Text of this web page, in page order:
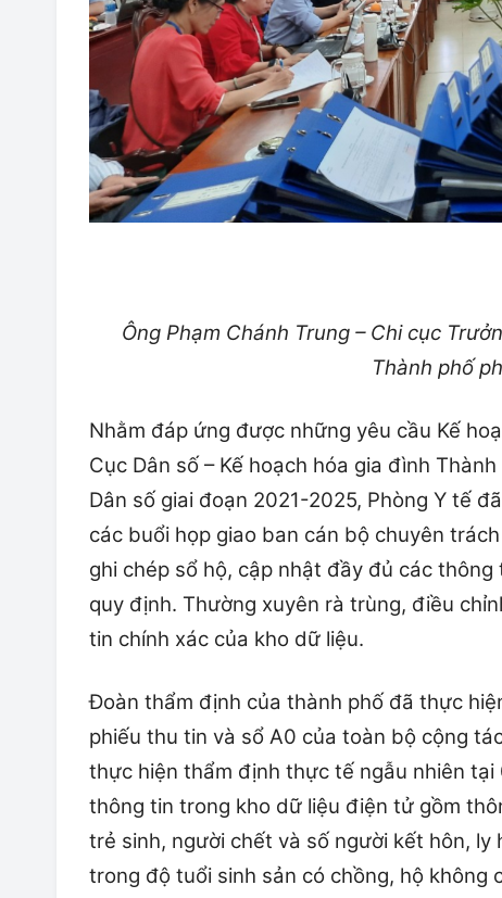
Ông Phạm Chánh Trung – Chi cục
Thành phố
Nhằm đáp ứng được những yêu cầu Kế
Cục Dân số – Kế hoạch hóa gia đình
Dân số giai đoạn 2021-2025, Phòng Y tế
các buổi họp giao ban cán bộ chuyên
ghi chép sổ hộ, cập nhật đầy đủ các
quy định. Thường xuyên rà trùng, điều
tin chính xác của kho dữ liệu.
Đoàn thẩm định của thành phố đã thực
phiếu thu tin và sổ A0 của toàn bộ cộng
thực hiện thẩm định thực tế ngẫu nhiên
thông tin trong kho dữ liệu điện tử gồm
trẻ sinh, người chết và số người kết hôn,
trong độ tuổi sinh sản có chồng, hộ không